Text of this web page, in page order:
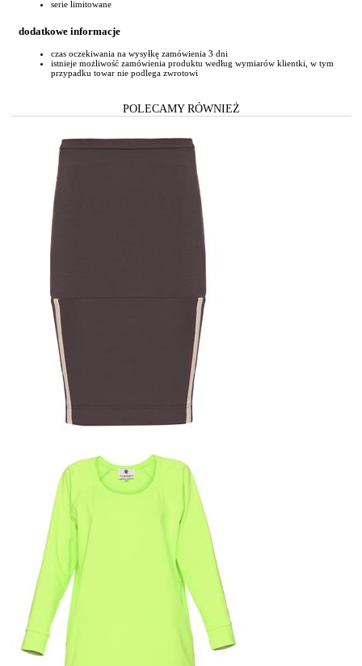
serie limitowane
dodatkowe informacje
czas oczekiwania na wysyłkę zamówienia 3 dni
istnieje możliwość zamówienia produktu według wymiarów klientki, w tym
przypadku towar nie podlega zwrotowi
POLECAMY RÓWNIEŻ